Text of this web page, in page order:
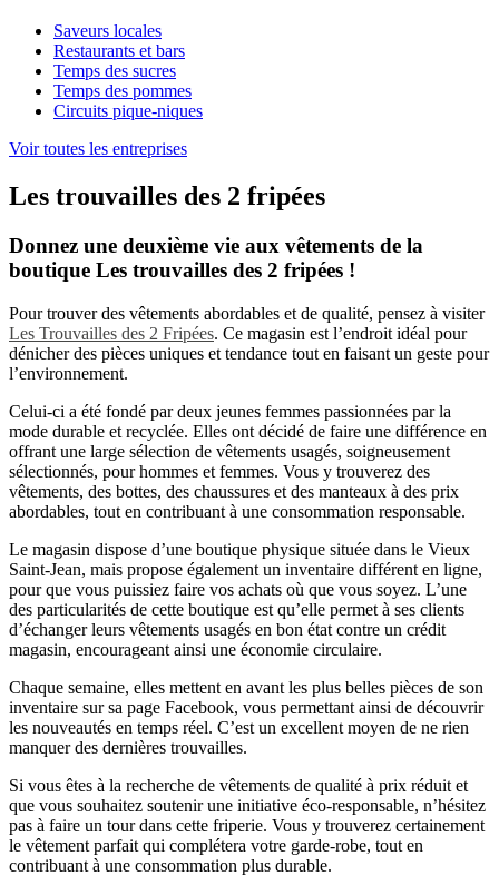
Saveurs locales
Restaurants et bars
Temps des sucres
Temps des pommes
Circuits pique-niques
Voir toutes les entreprises
Les trouvailles des 2 fripées
Donnez une deuxième vie aux vêtements de la
boutique Les trouvailles des 2 fripées !
Pour trouver des vêtements abordables et de qualité, pensez à visiter
Les Trouvailles des 2 Fripées. Ce magasin est l’endroit idéal pour
dénicher des pièces uniques et tendance tout en faisant un geste pour
l’environnement.
Celui-ci a été fondé par deux jeunes femmes passionnées par la
mode durable et recyclée. Elles ont décidé de faire une différence en
offrant une large sélection de vêtements usagés, soigneusement
sélectionnés, pour hommes et femmes. Vous y trouverez des
vêtements, des bottes, des chaussures et des manteaux à des prix
abordables, tout en contribuant à une consommation responsable.
Le magasin dispose d’une boutique physique située dans le Vieux
Saint-Jean, mais propose également un inventaire différent en ligne,
pour que vous puissiez faire vos achats où que vous soyez. L’une
des particularités de cette boutique est qu’elle permet à ses clients
d’échanger leurs vêtements usagés en bon état contre un crédit
magasin, encourageant ainsi une économie circulaire.
Chaque semaine, elles mettent en avant les plus belles pièces de son
inventaire sur sa page Facebook, vous permettant ainsi de découvrir
les nouveautés en temps réel. C’est un excellent moyen de ne rien
manquer des dernières trouvailles.
Si vous êtes à la recherche de vêtements de qualité à prix réduit et
que vous souhaitez soutenir une initiative éco-responsable, n’hésitez
pas à faire un tour dans cette friperie. Vous y trouverez certainement
le vêtement parfait qui complétera votre garde-robe, tout en
contribuant à une consommation plus durable.